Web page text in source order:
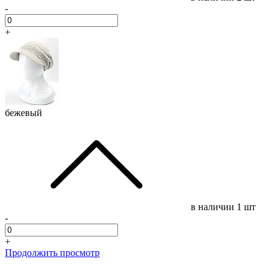
-
+
бежевый
в наличии 1 шт
-
+
Продолжить просмотр